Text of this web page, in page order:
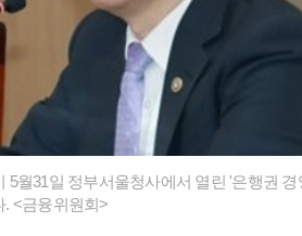
월31일 정부서울청사에서 열린 '은행권 경
. <금융위원회>